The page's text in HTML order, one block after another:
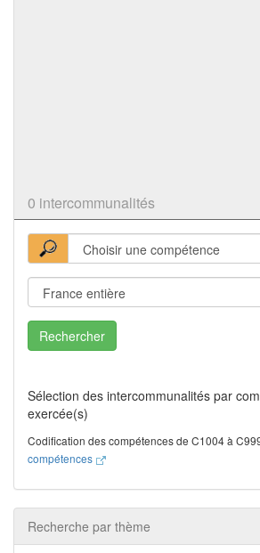
0 intercommunalités
Rechercher
Sélection des intercommunalités par
exercée(s)
Codification des compétences de C1004 à
compétences
Recherche par thème